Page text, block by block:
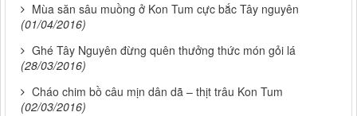
Mùa săn sâu muồng ở Kon Tum cực bắc Tây nguyên
(01/04/2016)
Ghé Tây Nguyên đừng quên thưởng thức món gỏi lá
(28/03/2016)
Cháo chim bồ câu mịn dân dã – thịt trâu Kon Tum
(02/03/2016)